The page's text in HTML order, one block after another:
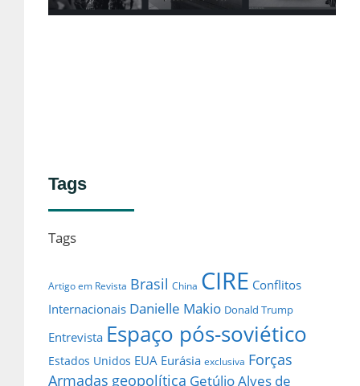
Tags
Tags
Artigo em Revista Brasil China CIRE Conflitos
Internacionais Danielle Makio Donald Trump
Entrevista Espaço pós-soviético
Estados Unidos EUA Eurásia exclusiva Forças
Armadas geopolítica Getúlio Alves de